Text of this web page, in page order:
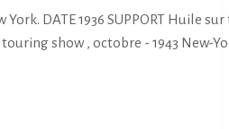
DATE 1936 SUPPORT Huile
show , octobre - 1943 New-